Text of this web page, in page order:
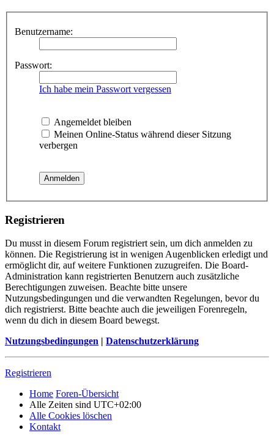
Benutzername:
Passwort:
Ich habe mein Passwort vergessen
Angemeldet bleiben
Meinen Online-Status während dieser Sitzung
verbergen
Registrieren
Du musst in diesem Forum registriert sein, um dich anmelden zu
können. Die Registrierung ist in wenigen Augenblicken erledigt und
ermöglicht dir, auf weitere Funktionen zuzugreifen. Die Board-
Administration kann registrierten Benutzern auch zusätzliche
Berechtigungen zuweisen. Beachte bitte unsere
Nutzungsbedingungen und die verwandten Regelungen, bevor du
dich registrierst. Bitte beachte auch die jeweiligen Forenregeln,
wenn du dich in diesem Board bewegst.
Nutzungsbedingungen | Datenschutzerklärung
Registrieren
Home Foren-Übersicht
Alle Zeiten sind UTC+02:00
Alle Cookies löschen
Kontakt